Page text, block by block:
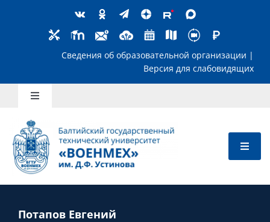
Сведения об образовательной
Toggle
Школьникам
Абитуриентам
Потапов Евгений